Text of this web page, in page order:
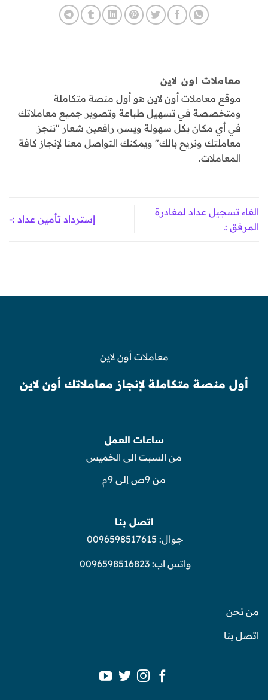
معاملات اون لاين
موقع معاملات أون لاين هو أول منصة متكاملة
ومتخصصة في تسهيل طباعة وتصوير جميع معاملاتك
في أي مكان بكل سهولة ويسر، رافعين شعار "ننجز
معاملتك ونريح بالك" ويمكنك التواصل معنا لإنجاز كافة
المعاملات.
الغاء تسجيل عداد لمغادرة
المرفق :ـ
إسترداد تأمين عداد :-
معاملات أون لاين
أول منصة متكاملة لإنجاز معاملاتك أون لاين
ساعات العمل
من السبت الى الخميس
من 9ص إلى 9م
اتصل بنا
جوال: 0096598517615
واتس اب:0096598516823
من نحن
اتصل بنا